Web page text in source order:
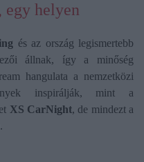
helyen
és az ország legismertebb
állnak, így a minőség
hangulata a nemzetközi
inspirálják, mint a
XS CarNight, de mindezt a